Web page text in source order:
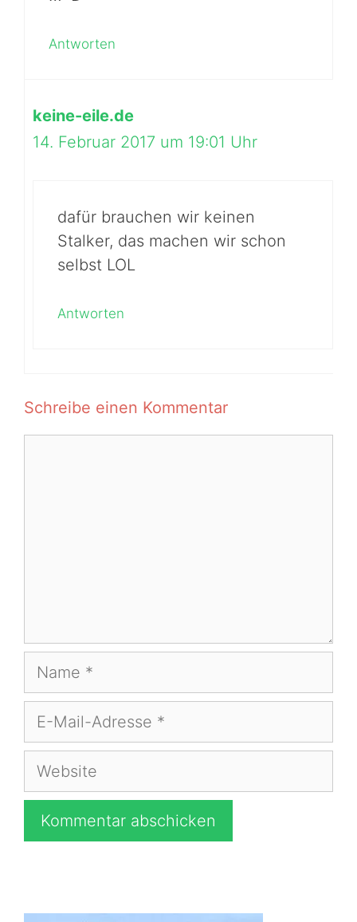
Antworten
keine-eile.de
14. Februar 2017 um 19:01 Uhr
dafür brauchen wir keinen
Stalker, das machen wir schon
selbst LOL
Antworten
Schreibe einen Kommentar
Name
E-
Adresse
Website